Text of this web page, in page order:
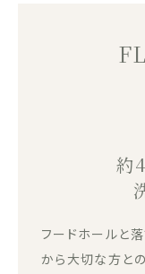
約
フードホールと
から大切な方と